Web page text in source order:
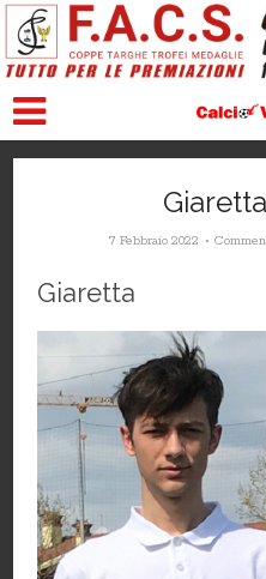
7 Febbraio 2022
Giaretta